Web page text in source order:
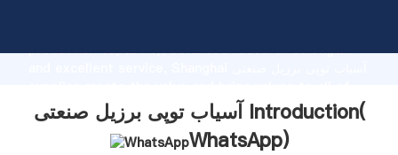
production capability, advanced research strength
customers.
آسیاب توپی برزیل صنعتی Introduction(
WhatsApp)